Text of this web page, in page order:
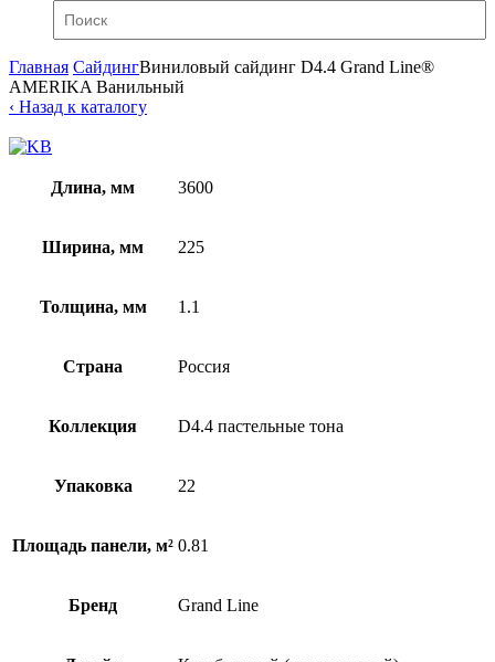
Главная СайдингВиниловый сайдинг D4.4 Grand Line®
AMERIKA Ванильный
‹ Назад к каталогу
Длина, мм 3600
Ширина, мм 225
Толщина, мм 1.1
Страна Россия
Коллекция D4.4 пастельные тона
Упаковка 22
Площадь панели, м² 0.81
Бренд Grand Line